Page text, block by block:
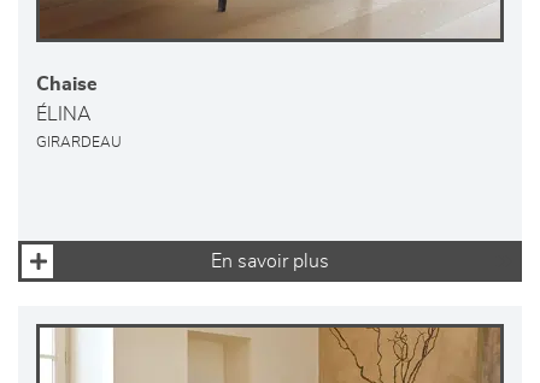
Chaise
ÉLINA
GIRARDEAU
En savoir plus